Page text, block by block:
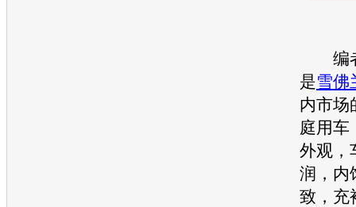
编
是雪佛
内市场
庭用车
外观，
润，内
致，充